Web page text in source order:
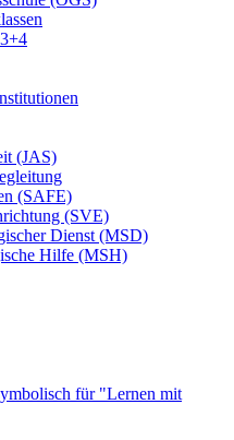
(JAS)
(SAFE)
(SVE)
Dienst (MSD)
Hilfe (MSH)